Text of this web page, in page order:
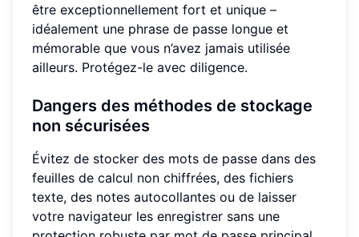
être exceptionnellement fort et unique –
idéalement une phrase de passe longue et
mémorable que vous n’avez jamais utilisée
ailleurs. Protégez-le avec diligence.
Dangers des méthodes de stockage
non sécurisées
Évitez de stocker des mots de passe dans des
feuilles de calcul non chiffrées, des fichiers
texte, des notes autocollantes ou de laisser
votre navigateur les enregistrer sans une